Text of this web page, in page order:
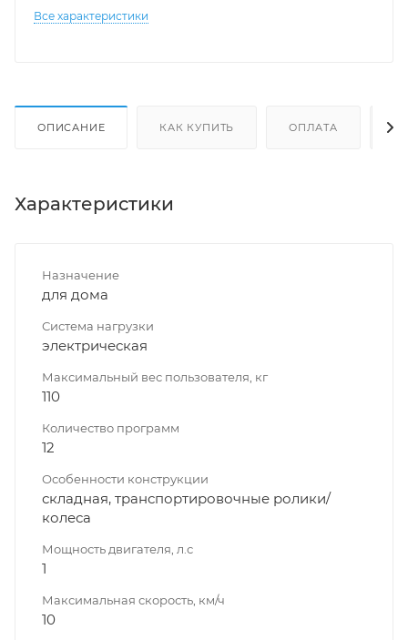
Все характеристики
ОПИСАНИЕ КАК КУПИТЬ ОПЛАТА
Характеристики
Назначение
для дома
Система нагрузки
электрическая
Максимальный вес пользователя, кг
110
Количество программ
12
Особенности конструкции
складная, транспортировочные ролики/
колеса
Мощность двигателя, л.с
1
Максимальная скорость, км/ч
10